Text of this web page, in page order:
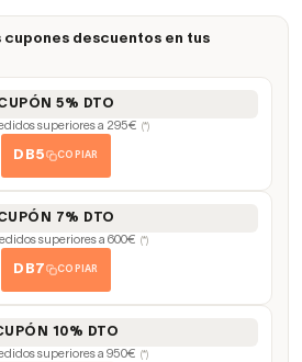
descuentos en tus
5% DTO
superiores a 295€ (*)
DB5 COPIAR
7% DTO
superiores a 600€ (*)
DB7 COPIAR
10% DTO
superiores a 950€ (*)